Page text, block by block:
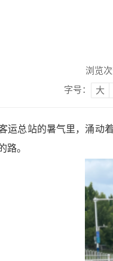
浏览次
字号：
大
运总站的暑气里，涌动
路。​